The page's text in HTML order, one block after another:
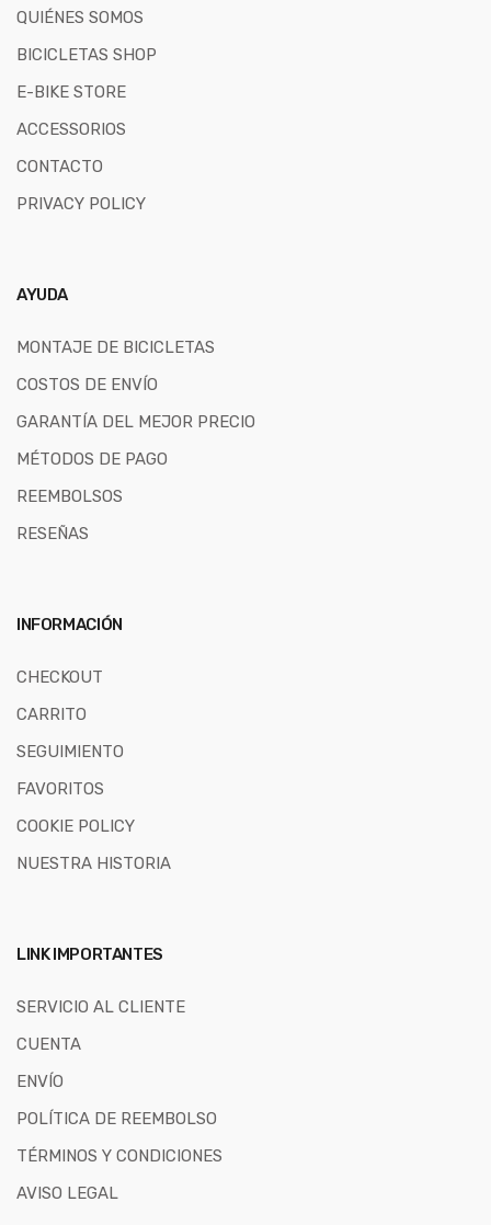
QUIÉNES SOMOS
BICICLETAS SHOP
E-BIKE STORE
ACCESSORIOS
CONTACTO
PRIVACY POLICY
AYUDA
MONTAJE DE BICICLETAS
COSTOS DE ENVÍO
GARANTÍA DEL MEJOR PRECIO
MÉTODOS DE PAGO
REEMBOLSOS
RESEÑAS
INFORMACIÓN
CHECKOUT
CARRITO
SEGUIMIENTO
FAVORITOS
COOKIE POLICY
NUESTRA HISTORIA
LINK IMPORTANTES
SERVICIO AL CLIENTE
CUENTA
ENVÍO
POLÍTICA DE REEMBOLSO
TÉRMINOS Y CONDICIONES
AVISO LEGAL